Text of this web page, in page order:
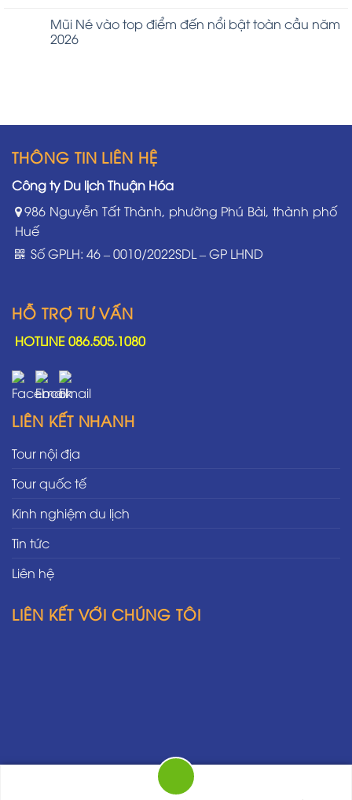
Mũi Né vào top điểm đến nổi bật toàn cầu năm
2026
THÔNG TIN LIÊN HỆ
Công ty Du lịch Thuận Hóa
986 Nguyễn Tất Thành, phường Phú Bài, thành phố
Huế
Số GPLH: 46 – 0010/2022SDL – GP LHND
HỖ TRỢ TƯ VẤN
HOTLINE 086.505.1080
LIÊN KẾT NHANH
Tour nội địa
Tour quốc tế
Kinh nghiệm du lịch
Tin tức
Liên hệ
LIÊN KẾT VỚI CHÚNG TÔI
Thiết kế bởi Công ty Du lịch Thuận Hoá